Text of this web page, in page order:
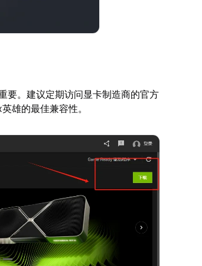
要。建议定期访问显卡制造商的官方
雄的最佳兼容性。